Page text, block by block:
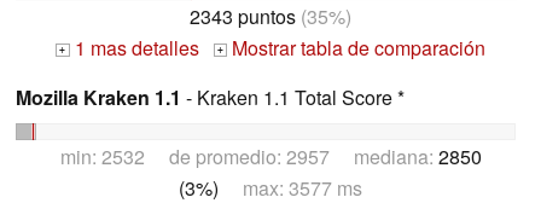
2343 puntos (35%)
+ 1 mas detalles +
Mostrar tabla de comparación
Mozilla Kraken 1.1 - Kraken 1.1 Total Score *
min: 2532 de promedio: 2957 mediana: 2850
(3%) max: 3577 ms